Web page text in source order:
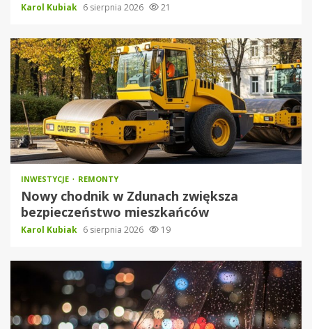
Karol Kubiak 6 sierpnia 2026 21
INWESTYCJE REMONTY
Nowy chodnik w Zdunach zwiększa
bezpieczeństwo mieszkańców
Karol Kubiak 6 sierpnia 2026 19